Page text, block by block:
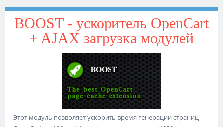
BOOST - ускоритель OpenCart
+ AJAX загрузка модулей
Этот модуль позволяет ускорить время генерации страниц